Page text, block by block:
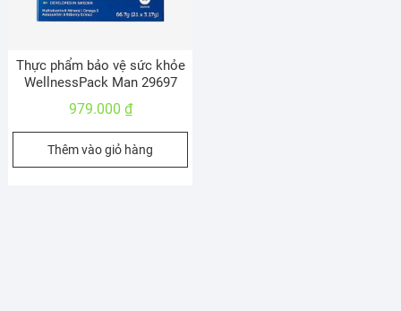
Thực phẩm bảo vệ sức khỏe
WellnessPack Man 29697
979.000 ₫
Thêm vào giỏ hàng